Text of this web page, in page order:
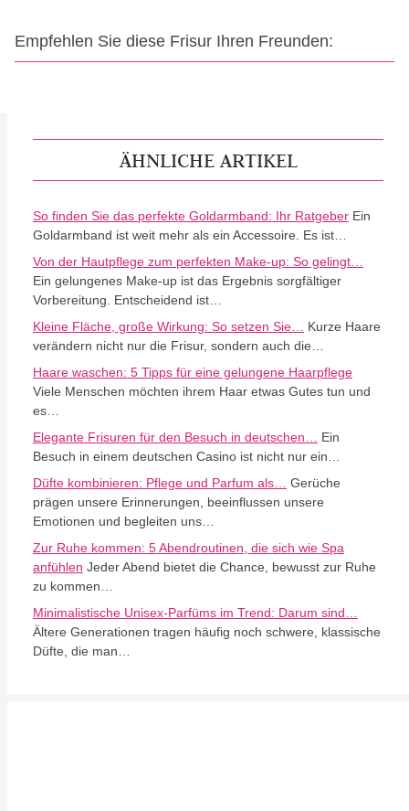
Empfehlen Sie diese Frisur Ihren Freunden:
ÄHNLICHE ARTIKEL
So finden Sie das perfekte Goldarmband: Ihr Ratgeber Ein
Goldarmband ist weit mehr als ein Accessoire. Es ist…
Von der Hautpflege zum perfekten Make-up: So gelingt…
Ein gelungenes Make-up ist das Ergebnis sorgfältiger
Vorbereitung. Entscheidend ist…
Kleine Fläche, große Wirkung: So setzen Sie…
Kurze Haare
verändern nicht nur die Frisur, sondern auch die…
Haare waschen: 5 Tipps für eine gelungene Haarpflege
Viele Menschen möchten ihrem Haar etwas Gutes tun und
es…
Elegante Frisuren für den Besuch in deutschen…
Ein
Besuch in einem deutschen Casino ist nicht nur ein…
Düfte kombinieren: Pflege und Parfum als…
Gerüche
prägen unsere Erinnerungen, beeinflussen unsere
Emotionen und begleiten uns…
Zur Ruhe kommen: 5 Abendroutinen, die sich wie Spa
anfühlen Jeder Abend bietet die Chance, bewusst zur Ruhe
zu kommen…
Minimalistische Unisex-Parfüms im Trend: Darum sind…
Ältere Generationen tragen häufig noch schwere, klassische
Düfte, die man…